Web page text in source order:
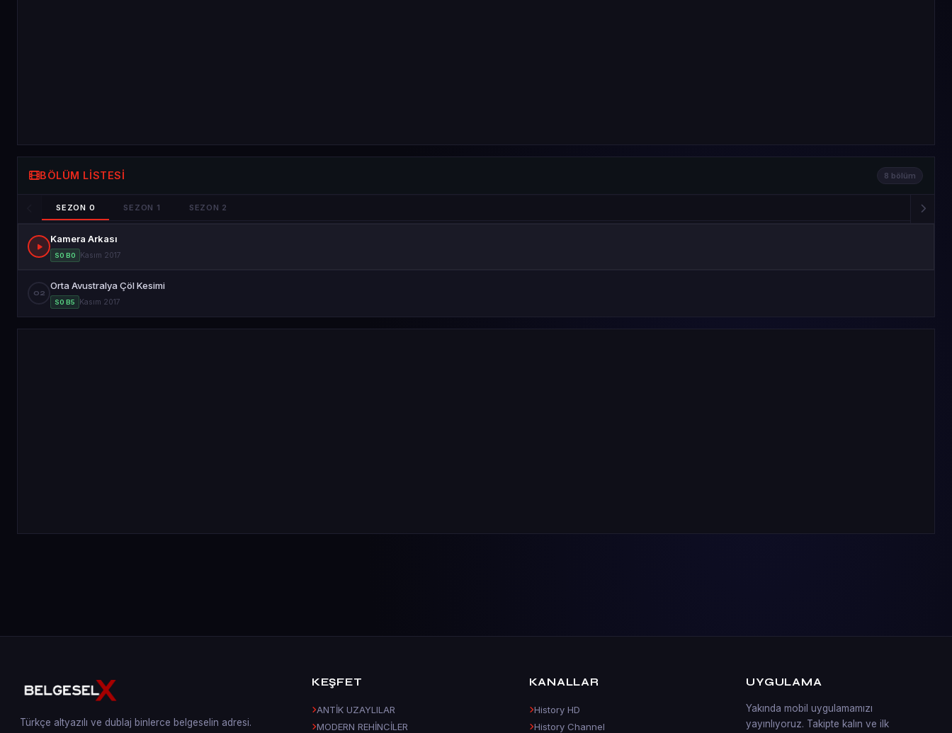
BÖLÜM LISTESI 8 bölüm
SEZON 0 SEZON 1 SEZON 2
Kamera Arkası
S0 B0 Kasım 2017
02
Orta Avustralya Çöl Kesimi
S0 B5 Kasım 2017
Türkçe altyazılı ve dublaj binlerce belgeselin adresi.
KEŞFET
ANTİK UZAYLILAR
MODERN REHİNCİLER
KANALLAR
History HD
History Channel
UYGULAMA
Yakında mobil uygulamamızı
yayınlıyoruz. Takipte kalın ve ilk